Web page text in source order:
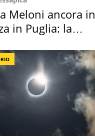
Meloni ancora in
in Puglia: la